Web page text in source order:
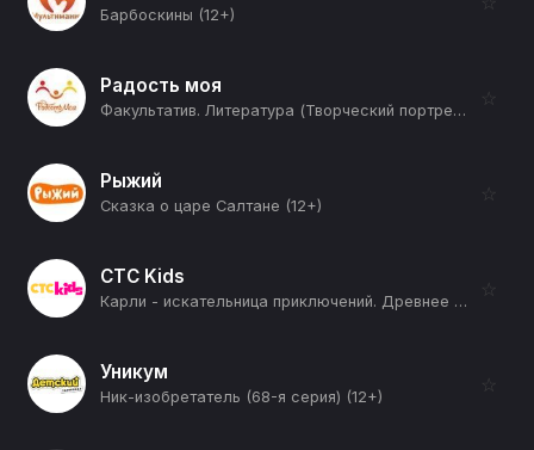
Барбоскины (12+)
Радость моя
Факультатив. Литература (Творческий портрет Николая Гумилева) (12+)
☆
Рыжий
Сказка о царе Салтане (12+)
☆
СТС Kids
Карли - искательница приключений. Древнее королевство (Появление оборотня (Часть вторая)) (12+)
☆
Уникум
Ник-изобретатель (68-я серия) (12+)
☆